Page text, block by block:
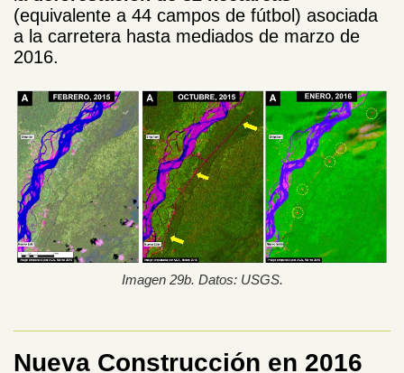
(equivalente a 44 campos de fútbol) asociada
a la carretera hasta mediados de marzo de
2016.
Imagen 29b. Datos: USGS.
Nueva Construcción en 2016